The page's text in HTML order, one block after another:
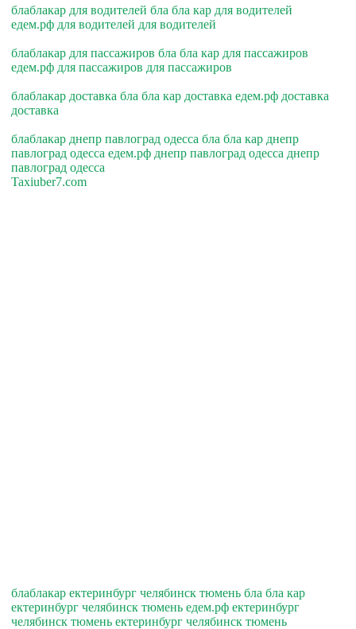
блаблакар для водителей бла бла кар для водителей
едем.рф для водителей для водителей
блаблакар для пассажиров бла бла кар для пассажиров
едем.рф для пассажиров для пассажиров
блаблакар доставка бла бла кар доставка едем.рф доставка
доставка
блаблакар днепр павлоград одесса бла бла кар днепр
павлоград одесса едем.рф днепр павлоград одесса днепр
павлоград одесса
Taxiuber7.com
блаблакар ектеринбург челябинск тюмень бла бла кар
ектеринбург челябинск тюмень едем.рф ектеринбург
челябинск тюмень ектеринбург челябинск тюмень